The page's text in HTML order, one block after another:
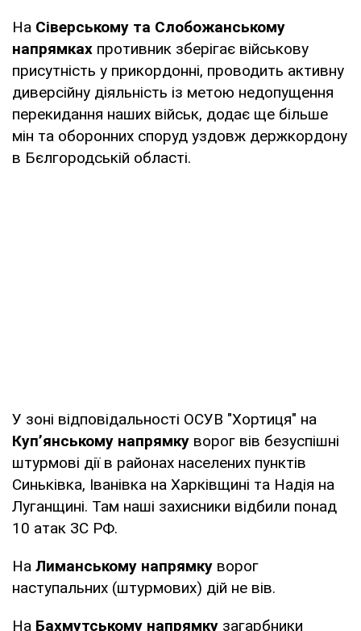
На Сіверському та Слобожанському
напрямках противник зберігає військову
присутність у прикордонні, проводить активну
диверсійну діяльність із метою недопущення
перекидання наших військ, додає ще більше
мін та оборонних споруд уздовж держкордону
в Бєлгородській області.
У зоні відповідальності ОСУВ "Хортиця" на
Куп’янському напрямку ворог вів безуспішні
штурмові дії в районах населених пунктів
Синьківка, Іванівка на Харківщині та Надія на
Луганщині. Там наші захисники відбили понад
10 атак ЗС РФ.
На Лиманському напрямку ворог
наступальних (штурмових) дій не вів.
На Бахмутському напрямку загарбники